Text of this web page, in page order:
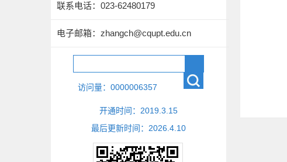
联系电话：023-62480179
电子邮箱： zhangch@cqupt.edu.cn
访问量： 0000006357
开通时间： 2019 3 15
最后更新时间： 2026 4 10